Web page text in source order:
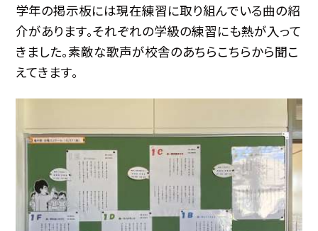
学年の掲示板には現在練習に取り組んでいる曲の紹
介があります。それぞれの学級の練習にも熱が入って
きました。素敵な歌声が校舎のあちらこちらから聞こ
えてきます。